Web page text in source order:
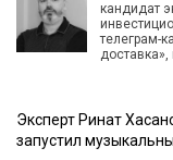
кандидат
телеграм-
Эксперт Ринат
запустил